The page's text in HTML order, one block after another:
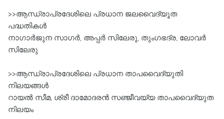
>>ആന്ധ്രാപ്രദേശിലെ പ്രധാന ജലവൈദ്യൂത
പദ്ധതികള്‍
നാഗാര്‍ജുന സാഗര്‍, അപ്പര്‍ സിലേരു, തുംഗഭദ്ര, ലോവര്‍
സിലേരു
>>ആന്ധ്രാപ്രദേശിലെ പ്രധാന താപവൈദ്യുതി
നിലയങ്ങള്‍
റായല്‍ സീമ, ശ്രീ ദാമോദരന്‍ സഞ്ജീവയ്യ താപവൈദ്യുത
നിലയം